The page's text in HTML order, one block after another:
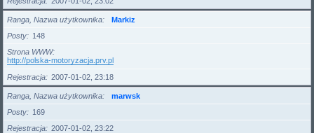
Ranga, Nazwa użytkownika
Markiz
Posty
148
Strona WWW
http://polska-motoryzacja.prv.pl
Rejestracja
2007-01-02, 23:18
Ranga, Nazwa użytkownika
marwsk
Posty
169
Rejestracja
2007-01-02, 23:22